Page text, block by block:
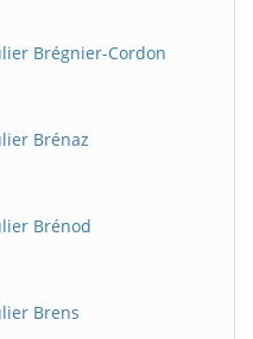
Brégnier-Cordon
Brénaz
Brénod
Brens